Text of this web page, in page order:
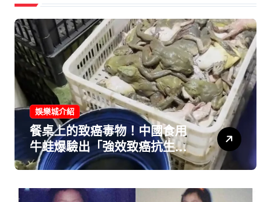
娛樂城介紹
餐桌上的致癌毒物！中國食用
牛蛙爆驗出「強效致癌抗生
素」 黑心業者囂張嗆：官府檢